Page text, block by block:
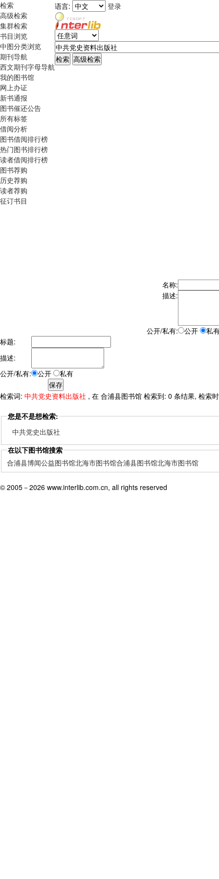
检索
高级检索
集群检索
书目浏览
中图分类浏览
期刊导航
西文期刊字母导航
我的图书馆
网上办证
新书通报
图书催还公告
所有标签
借阅分析
图书借阅排行榜
热门图书排行榜
读者借阅排行榜
图书荐购
历史荐购
读者荐购
征订书目
语言: 登录
名称:
描述:
公开/私有: 公开
私
标题:
描述:
公开/私有:
公开 私有
检索词: 中共党史资料出版社 , 在 合浦县图书馆 检索到: 0 条结果, 检索
您是不是想检索:
中共党史出版社
在以下图书馆搜索
合浦县博闻公益图书馆北海市图书馆合浦县图书馆北海市图书馆
© 2005－ 2026 www.interlib.com.cn, all rights reserved